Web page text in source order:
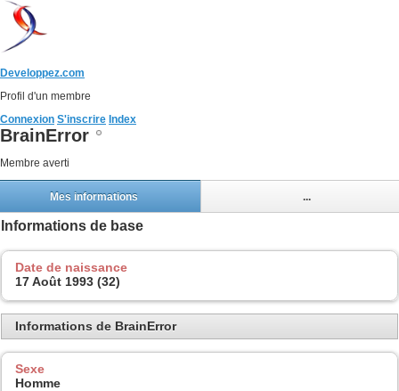
Developpez.com
Profil d'un membre
Connexion S'inscrire Index
BrainError
Membre averti
Mes informations ...
Informations de base
Date de naissance
17 Août 1993 (32)
Informations de BrainError
Sexe
Homme